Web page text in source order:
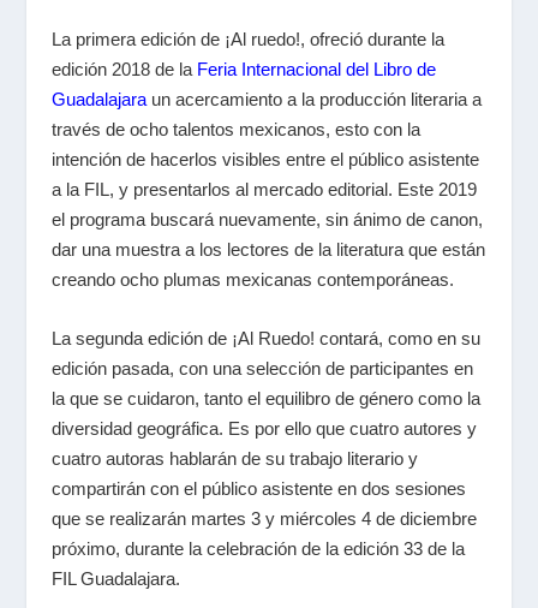
La primera edición de ¡Al ruedo!, ofreció durante la
edición 2018 de la Feria Internacional del Libro de
Guadalajaraun acercamiento a la producción literaria a
través de ocho talentos mexicanos, esto con la
intención de hacerlos visibles entre el público asistente
a la FIL, y presentarlos al mercado editorial. Este 2019
el programa buscará nuevamente, sin ánimo de canon,
dar una muestra a los lectores de la literatura que están
creando ocho plumas mexicanas contemporáneas.
La segunda edición de ¡Al Ruedo! contará, como en su
edición pasada, con una selección de participantes en
la que se cuidaron, tanto el equilibro de género como la
diversidad geográfica. Es por ello que cuatro autores y
cuatro autoras hablarán de su trabajo literario y
compartirán con el público asistente en dos sesiones
que se realizarán martes 3 y miércoles 4 de diciembre
próximo, durante la celebración de la edición 33 de la
FIL Guadalajara.